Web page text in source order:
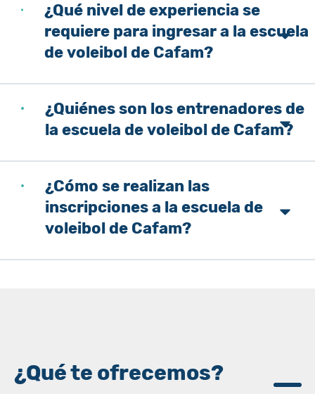
¿Qué nivel de experiencia se
requiere para ingresar a la escuela
de voleibol de Cafam?
¿Quiénes son los entrenadores de
la escuela de voleibol de Cafam?
¿Cómo se realizan las
inscripciones a la escuela de
voleibol de Cafam?
¿Qué te ofrecemos?